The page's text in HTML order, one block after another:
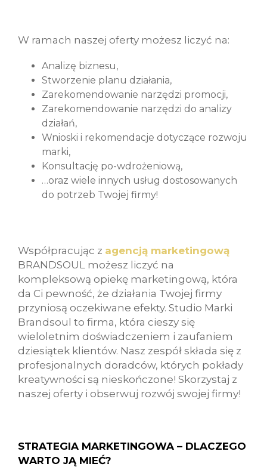
W ramach naszej oferty możesz liczyć na:
Analizę biznesu,
Stworzenie planu działania,
Zarekomendowanie narzędzi promocji,
Zarekomendowanie narzędzi do analizy
działań,
Wnioski i rekomendacje dotyczące rozwoju
marki,
Konsultację po-wdrożeniową,
…oraz wiele innych usług dostosowanych
do potrzeb Twojej firmy!
Współpracując z agencją marketingową
BRANDSOUL możesz liczyć na
kompleksową opiekę marketingową, która
da Ci pewność, że działania Twojej firmy
przyniosą oczekiwane efekty. Studio Marki
Brandsoul to firma, która cieszy się
wieloletnim doświadczeniem i zaufaniem
dziesiątek klientów. Nasz zespół składa się z
profesjonalnych doradców, których pokłady
kreatywności są nieskończone! Skorzystaj z
naszej oferty i obserwuj rozwój swojej firmy!
STRATEGIA MARKETINGOWA – DLACZEGO
WARTO JĄ MIEĆ?